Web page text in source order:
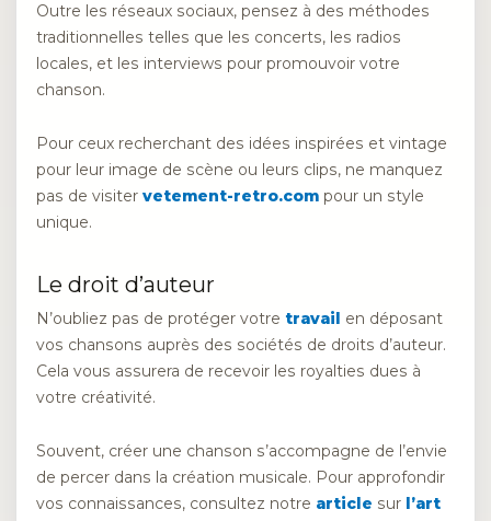
Outre les réseaux sociaux, pensez à des méthodes
traditionnelles telles que les concerts, les radios
locales, et les interviews pour promouvoir votre
chanson.
Pour ceux recherchant des idées inspirées et vintage
pour leur image de scène ou leurs clips, ne manquez
pas de visiter vetement-retro.com pour un style
unique.
Le droit d’auteur
N’oubliez pas de protéger votre travail en déposant
vos chansons auprès des sociétés de droits d’auteur.
Cela vous assurera de recevoir les royalties dues à
votre créativité.
Souvent, créer une chanson s’accompagne de l’envie
de percer dans la création musicale. Pour approfondir
vos connaissances, consultez notre article sur l’art